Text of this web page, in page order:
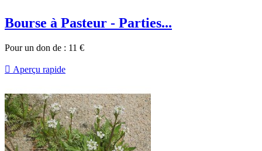
Bourse à Pasteur - Parties...
Pour un don de : 11 €
 Aperçu rapide